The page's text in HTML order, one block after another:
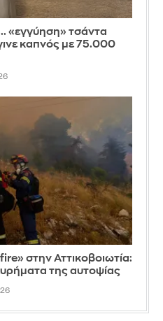
«εγγύηση» τσάντα
καπνός με 75.000
στην Αττικοβοιωτία:
της αυτοψίας